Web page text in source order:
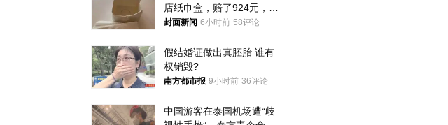
店纸巾盒，赔了924元，发
帖吐槽后酒店退还一半的
封面新闻 6小时前 58评论
假结婚证做出真胚胎 谁有
权销毁?
南方都市报 9小时前 36评论
中国游客在泰国机场遭“歧